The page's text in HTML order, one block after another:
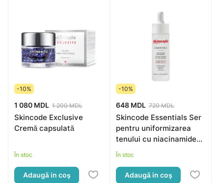
-10%
1 080 MDL 1 200 MDL
Skincode Exclusive
Cremă capsulată
În stoc
Adaugă in coş
-10%
648 MDL 720 MDL
Skincode Essentials Ser
pentru uniformizarea
tenului cu niacinamide
10%, 30ml
În stoc
Adaugă in coş